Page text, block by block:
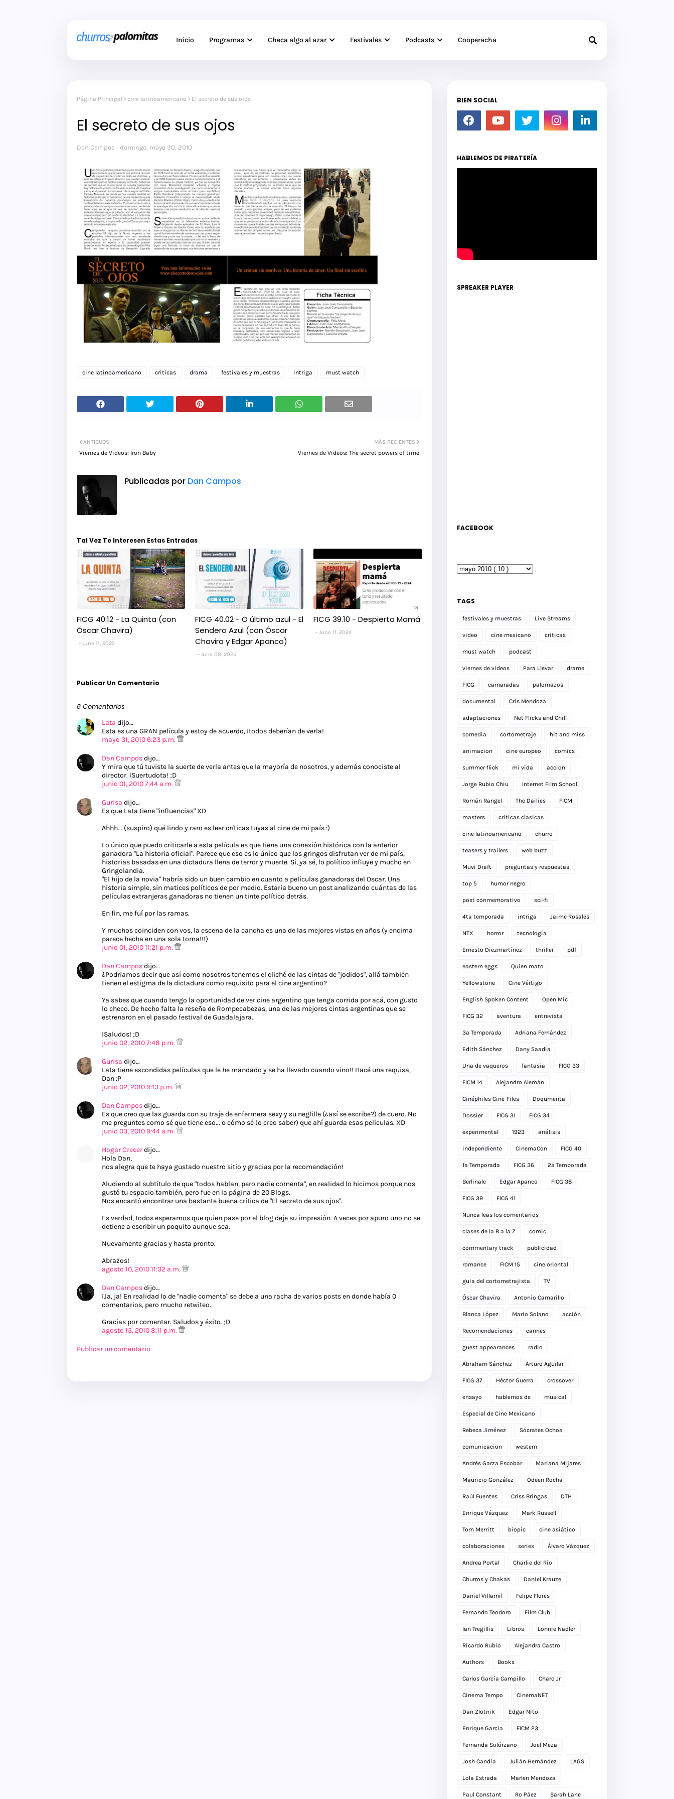
Inicio Programas Checa algo al azar Festivales Podcasts Cooperacha
Página Principal cine latinoamericano El secreto de sus ojos
El secreto de sus ojos
Dan Campos domingo, mayo 30, 2010
cine latinoamericano criticas drama festivales y muestras intriga must watch
MÁS RECIENTES
Viernes de Videos: The secret powers of time
ANTIGUOS
Viernes de Videos: Iron Baby
Publicadas por Dan Campos
Tal Vez Te Interesen Estas Entradas
FICG 40.12 - La Quinta (con
Óscar Chavira)
June 11, 2025
FICG 40.02 - O último azul - El
Sendero Azul (con Óscar
Chavira y Edgar Apanco)
June 08, 2025
FICG 39.10 - Despierta Mamá
June 11, 2024
Publicar Un Comentario
8 Comentarios
Lata dijo…
Esta es una GRAN película y estoy de acuerdo, ¡todos deberían de verla!
mayo 31, 2010 6:23 p.m.
Dan Camposdijo…
Y mira que tú tuviste la suerte de verla antes que la mayoría de nosotros, y además conociste al
director. ¡Suertudota! ;D
junio 01, 2010 7:44 a.m.
Gurisa dijo…
Es que Lata tiene "influencias" XD
Ahhh... (suspiro) qué lindo y raro es leer críticas tuyas al cine de mi país :)
Lo único que puedo criticarle a esta película es que tiene una conexión histórica con la anterior
ganadora "La historia oficial". Parece que eso es lo único que los gringos disfrutan ver de mi país,
historias basadas en una dictadura llena de terror y muerte. Sí, ya sé, lo político influye y mucho en
Gringolandia.
"El hijo de la novia" habría sido un buen cambio en cuanto a películas ganadoras del Oscar. Una
historia simple, sin matices políticos de por medio. Estaría bueno un post analizando cuántas de las
películas extranjeras ganadoras no tienen un tinte político detrás.
En fin, me fuí por las ramas.
Y muchos coinciden con vos, la escena de la cancha es una de las mejores vistas en años (y encima
parece hecha en una sola toma!!!)
junio 01, 2010 11:21 p.m.
Dan Camposdijo…
¿Podriamos decir que así como nosotros tenemos el cliché de las cintas de "jodidos", allá también
tienen el estigma de la dictadura como requisito para el cine argentino?
Ya sabes que cuando tengo la oportunidad de ver cine argentino que tenga corrida por acá, con gusto
lo checo. De hecho falta la reseña de Rompecabezas, una de las mejores cintas argentinas que se
estrenaron en el pasado festival de Guadalajara.
¡Saludos! ;D
junio 02, 2010 7:48 p.m.
Gurisa dijo…
Lata tiene escondidas películas que le he mandado y se ha llevado cuando vino!! Hacé una requisa,
Dan :P
junio 02, 2010 9:13 p.m.
Dan Camposdijo…
Es que creo que las guarda con su traje de enfermera sexy y su neglille (¿así se escribe?) de cuero. No
me preguntes como sé que tiene eso... o cómo sé (o creo saber) que ahí guarda esas películas. XD
junio 03, 2010 9:44 a.m.
Hogar Crecerdijo…
Hola Dan,
nos alegra que te haya gustado nuestro sitio y gracias por la recomendación!
Aludiendo al subtítulo de que "todos hablan, pero nadie comenta", en realidad lo hicimos porque nos
gustó tu espacio también, pero fue en la página de 20 Blogs.
Nos encantó encontrar una bastante buena crítica de "El secreto de sus ojos".
Es verdad, todos esperamos que quien pase por el blog deje su impresión. A veces por apuro uno no se
detiene a escribir un poquito aunque sea.
Nuevamente gracias y hasta pronto.
Abrazos!
agosto 10, 2010 11:32 a.m.
Dan Camposdijo…
¡Ja, ja! En realidad lo de "nadie comenta" se debe a una racha de varios posts en donde había 0
comentarios, pero mucho retwiteo.
Gracias por comentar. Saludos y éxito. ;D
agosto 13, 2010 8:11 p.m.
Publicar un comentario
BIEN SOCIAL
HABLEMOS DE PIRATERÍA
SPREAKER PLAYER
FACEBOOK
TAGS
festivales y muestras Live Streams
video cine mexicano criticas
must watch podcast
viernes de videos Para Llevar drama
FICG camaradas palomazos
documental Cris Mendoza
adaptaciones Net Flicks and Chill
comedia cortometraje hit and miss
animacion cine europeo comics
summer flick mi vida accion
Jorge Rubio Chiu Internet Film School
Román Rangel The Dailies FICM
masters criticas clasicas
cine latinoamericano churro
teasers y trailers web buzz
Muvi Draft preguntas y respuestas
top 5 humor negro
post conmemorativo sci-fi
4ta temporada intriga Jaime Rosales
NTX horror tecnología
Ernesto Diezmartínez thriller pdf
eastern eggs Quien mato
Yellowstone Cine Vértigo
English Spoken Content Open Mic
FICG 32 aventura entrevista
3a Temporada Adriana Fernández
Edith Sánchez Dany Saadia
Una de vaqueros fantasia FICG 33
FICM 14 Alejandro Alemán
Cinéphiles Cine-Files Doqumenta
Dossier FICG 31 FICG 34
experimental 1923 análisis
independiente CinemaCon FICG 40
1a Temporada FICG 36 2a Temporada
Berlinale Edgar Apanco FICG 38
FICG 39 FICG 41
Nunca leas los comentarios
clases de la B a la Z comic
commentary track publicidad
romance FICM 15 cine oriental
guia del cortometrajista TV
Óscar Chavira Antonio Camarillo
Blanca López Mario Solano acción
Recomendaciones cannes
guest appearances radio
Abraham Sánchez Arturo Aguilar
FICG 37 Héctor Guerra crossover
ensayo hablemos de musical
Especial de Cine Mexicano
Rebeca Jiménez Sócrates Ochoa
comunicacion western
Andrés Garza Escobar Mariana Mijares
Mauricio González Odeen Rocha
Raúl Fuentes Criss Bringas DTH
Enrique Vázquez Mark Russell
Tom Merritt biopic cine asiático
colaboraciones series Álvaro Vázquez
Andrea Portal Charlie del Río
Churros y Chakas Daniel Krauze
Daniel Villamil Felipe Flores
Fernando Teodoro Film Club
Ian Tregillis Libros Lonnie Nadler
Ricardo Rubio Alejandra Castro
Authors Books
Carlos García Campillo Charo Jr
Cinema Tempo CinemaNET
Dan Zlotnik Edgar Nito
Enrique García FICM 23
Fernanda Solórzano Joel Meza
Josh Candia Julián Hernández LAGS
Lola Estrada Marlen Mendoza
Paul Constant Ro Páez Sarah Lane